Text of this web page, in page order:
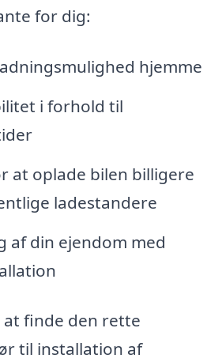
for dig:
hjemme
i forhold til
at oplade bilen billigere
ladestandere
af din ejendom med
at finde den rette
til installation af